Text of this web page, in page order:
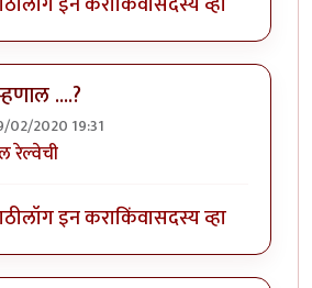
....?
02/2020 19:31
रेल्वेची
लॉग इन कराकिंवासदस्य व्हा